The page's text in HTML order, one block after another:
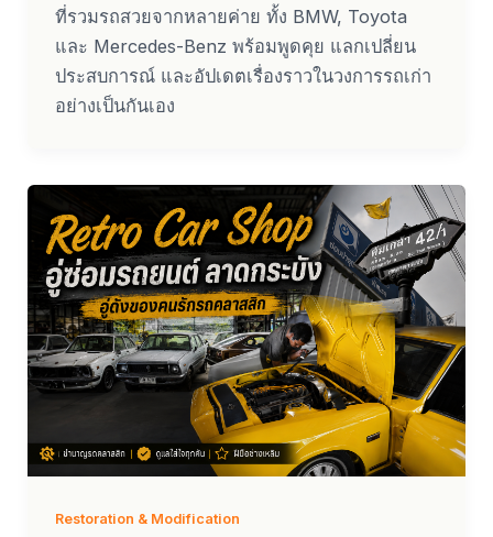
ที่รวมรถสวยจากหลายค่าย ทั้ง BMW, Toyota
และ Mercedes-Benz พร้อมพูดคุย แลกเปลี่ยน
ประสบการณ์ และอัปเดตเรื่องราวในวงการรถเก่า
อย่างเป็นกันเอง
Restoration & Modification